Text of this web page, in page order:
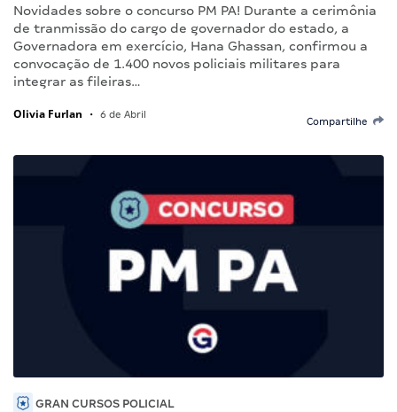
Novidades sobre o concurso PM PA! Durante a cerimônia
de tranmissão do cargo de governador do estado, a
Governadora em exercício, Hana Ghassan, confirmou a
convocação de 1.400 novos policiais militares para
integrar as fileiras…
Olivia Furlan • 6 de Abril
Compartilhe
GRAN CURSOS POLICIAL